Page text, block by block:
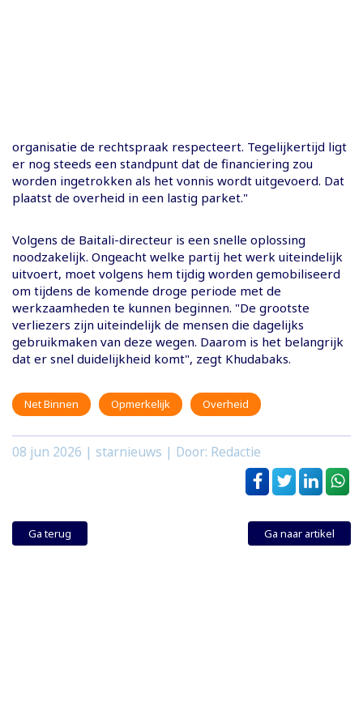
organisatie de rechtspraak respecteert. Tegelijkertijd ligt
er nog steeds een standpunt dat de financiering zou
worden ingetrokken als het vonnis wordt uitgevoerd. Dat
plaatst de overheid in een lastig parket."
Volgens de Baitali-directeur is een snelle oplossing
noodzakelijk. Ongeacht welke partij het werk uiteindelijk
uitvoert, moet volgens hem tijdig worden gemobiliseerd
om tijdens de komende droge periode met de
werkzaamheden te kunnen beginnen. "De grootste
verliezers zijn uiteindelijk de mensen die dagelijks
gebruikmaken van deze wegen. Daarom is het belangrijk
dat er snel duidelijkheid komt", zegt Khudabaks.
Net Binnen Opmerkelijk Overheid
08 jun 2026 | starnieuws | Door: Redactie
Ga terug Ga naar artikel